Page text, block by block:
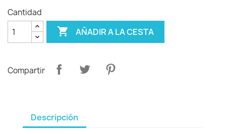
Cantidad
 AÑADIR A LA CESTA
Compartir
Descripción